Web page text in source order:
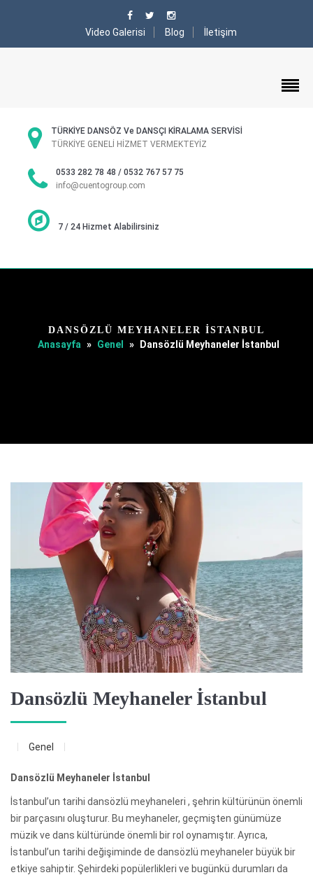
Video Galerisi Blog İletişim
TÜRKİYE DANSÖZ Ve DANSÇI KİRALAMA SERVİSİ
TÜRKİYE GENELİ HİZMET VERMEKTEYİZ
0533 282 78 48 / 0532 767 57 75
info@cuentogroup.com
7 / 24 Hizmet Alabilirsiniz
DANSÖZLÜ MEYHANELER İSTANBUL
Anasayfa » Genel » Dansözlü Meyhaneler İstanbul
Dansözlü Meyhaneler İstanbul
Genel
Dansözlü Meyhaneler İstanbul
İstanbul’un tarihi dansözlü meyhaneleri , şehrin kültürünün önemli
bir parçasını oluşturur. Bu meyhaneler, geçmişten günümüze
müzik ve dans kültüründe önemli bir rol oynamıştır. Ayrıca,
İstanbul’un tarihi değişiminde de dansözlü meyhaneler büyük bir
etkiye sahiptir. Şehirdeki popülerlikleri ve bugünkü durumları da